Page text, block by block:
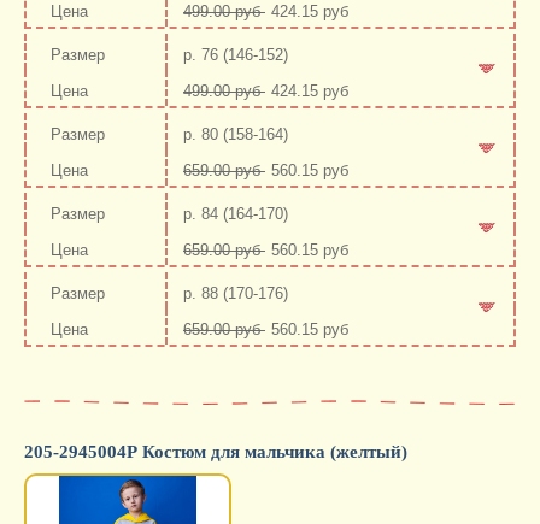
499.00 руб 424.15 руб
- +
р. 76 (146-152)
499.00 руб 424.15 руб
- +
р. 80 (158-164)
659.00 руб 560.15 руб
- +
р. 84 (164-170)
659.00 руб 560.15 руб
- +
р. 88 (170-176)
659.00 руб 560.15 руб
205-2945004Р Костюм для мальчика (желтый)